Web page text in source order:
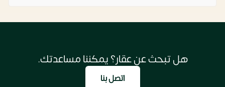
هل تبحث عن عقار؟ يمكننا مساعدتك.
اتصل بنا